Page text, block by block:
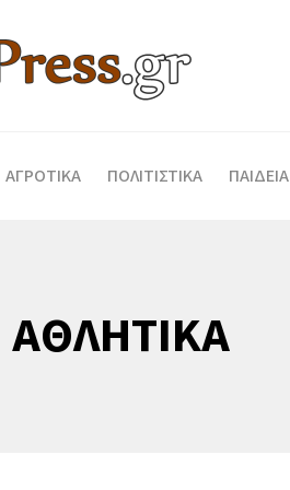
ΑΓΡΟΤΙΚΑ ΠΟΛΙΤΙΣΤΙΚΑ ΠΑΙΔΕΙΑ
ΑΘΛΗΤΙΚΑ